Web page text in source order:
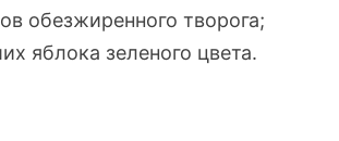
обезжиренного творога;
яблока зеленого цвета.